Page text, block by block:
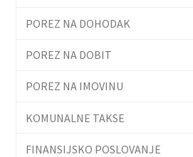
POREZ NA DOHODAK
POREZ NA DOBIT
POREZ NA IMOVINU
KOMUNALNE TAKSE
FINANSIJSKO POSLOVANJE